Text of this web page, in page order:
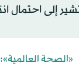
إلى احتمال
«الصحة